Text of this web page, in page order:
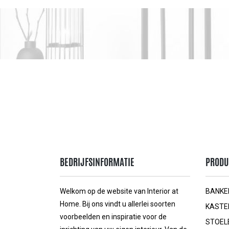
BEDRIJFSINFORMATIE
Welkom op de website van Interior at
Home. Bij ons vindt u allerlei soorten
voorbeelden en inspiratie voor de